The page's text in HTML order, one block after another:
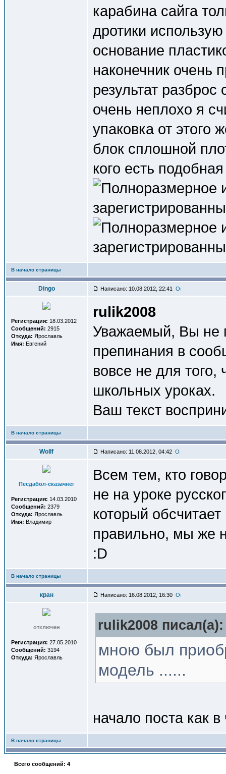
карабина сайга
дротики
основание
наконечник очень
результат
очень неплохо я
упаковка от этого
блок сплошной
кого есть
В начало страницы
Dingo Написано: 10.08.2012, 22:41
Регистрация: 18.03.2012
Сообщений: 2915
Откуда: Ярославль
Имя: Евгений
rulik2008
Уважаемый, Вы не
препинания в
вовсе не для того,
школьных уроках.
Ваш текст
В начало страницы
Wollf Написано: 11.08.2012, 04:42
Песдабол-сказачнег
Регистрация: 14.03.2010
Сообщений: 2379
Откуда: Ярославль
Имя: Владимир
Всем тем, кто
не на уроке
который
правильно, мы же
:D
В начало страницы
кран Написано: 16.08.2012, 16:30
отключен
Регистрация: 27.05.2010
Сообщений: 3194
Откуда: Ярославль
rulik2008 писал(a):
мною был
модель ......
начало поста как
В начало страницы
Всего сообщений: 4